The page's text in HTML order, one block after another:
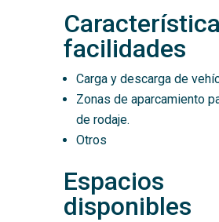
facilidades
Carga y descarga de
Zonas de aparcamiento
de rodaje.
Otros
Espacios
disponibles